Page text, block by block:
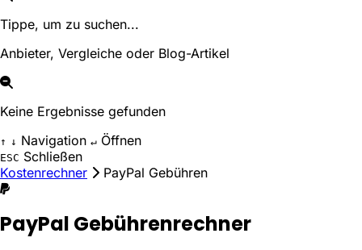
Tippe, um zu suchen...
Anbieter, Vergleiche oder Blog-Artikel
Keine Ergebnisse gefunden
↑ ↓ Navigation ↵ Öffnen
ESC Schließen
Kostenrechner
PayPal Gebühren
PayPal Gebührenrechner